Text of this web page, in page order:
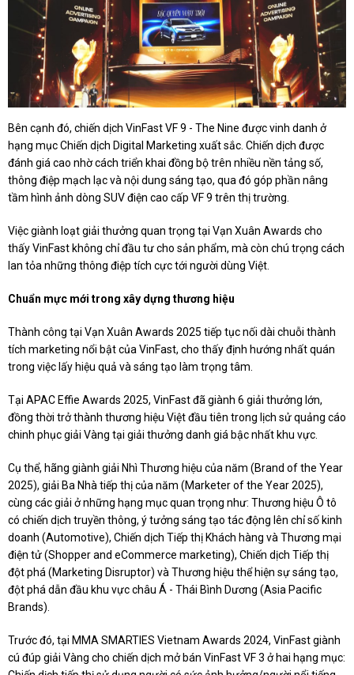
Bên cạnh đó, chiến dịch VinFast VF 9 - The Nine được vinh danh ở
hạng mục Chiến dịch Digital Marketing xuất sắc. Chiến dịch được
đánh giá cao nhờ cách triển khai đồng bộ trên nhiều nền tảng số,
thông điệp mạch lạc và nội dung sáng tạo, qua đó góp phần nâng
tầm hình ảnh dòng SUV điện cao cấp VF 9 trên thị trường.
Việc giành loạt giải thưởng quan trọng tại Vạn Xuân Awards cho
thấy VinFast không chỉ đầu tư cho sản phẩm, mà còn chú trọng cách
lan tỏa những thông điệp tích cực tới người dùng Việt.
Chuẩn mực mới trong xây dựng thương hiệu
Thành công tại Vạn Xuân Awards 2025 tiếp tục nối dài chuỗi thành
tích marketing nổi bật của VinFast, cho thấy định hướng nhất quán
trong việc lấy hiệu quả và sáng tạo làm trọng tâm.
Tại APAC Effie Awards 2025, VinFast đã giành 6 giải thưởng lớn,
đồng thời trở thành thương hiệu Việt đầu tiên trong lịch sử quảng cáo
chinh phục giải Vàng tại giải thưởng danh giá bậc nhất khu vực.
Cụ thể, hãng giành giải Nhì Thương hiệu của năm (Brand of the Year
2025), giải Ba Nhà tiếp thị của năm (Marketer of the Year 2025),
cùng các giải ở những hạng mục quan trọng như: Thương hiệu Ô tô
có chiến dịch truyền thông, ý tưởng sáng tạo tác động lên chỉ số kinh
doanh (Automotive), Chiến dịch Tiếp thị Khách hàng và Thương mại
điện tử (Shopper and eCommerce marketing), Chiến dịch Tiếp thị
đột phá (Marketing Disruptor) và Thương hiệu thể hiện sự sáng tạo,
đột phá dẫn đầu khu vực châu Á - Thái Bình Dương (Asia Pacific
Brands).
Trước đó, tại MMA SMARTIES Vietnam Awards 2024, VinFast giành
cú đúp giải Vàng cho chiến dịch mở bán VinFast VF 3 ở hai hạng mục: